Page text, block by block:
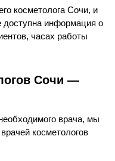
косметолога Сочи, и
доступна информация о
часах работы
Сочи —
врача, мы
косметологов